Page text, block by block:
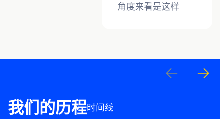
角度来看是这样
我们的历程时间线